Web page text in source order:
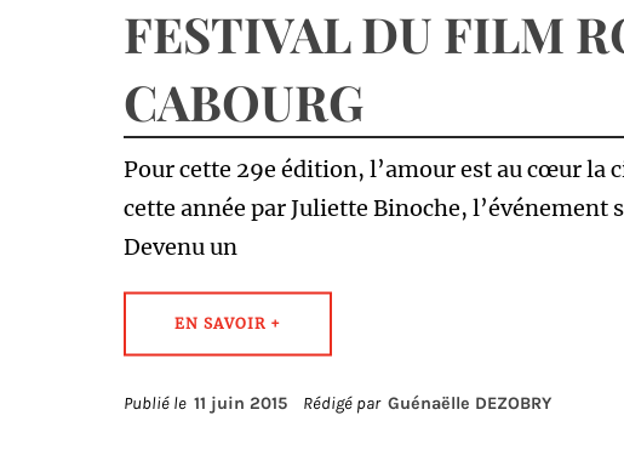
FESTIVAL DU FILM
CABOURG
Pour cette 29e édition, l’amour est au cœur la
cette année par Juliette Binoche, l’événement
Devenu un
EN SAVOIR +
Publié le 11 juin 2015 Rédigé par Guénaëlle DEZOBRY